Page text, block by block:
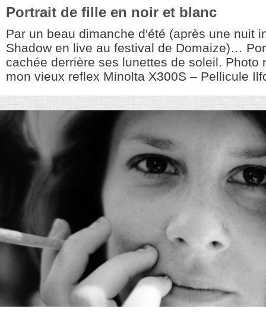
Portrait de fille en noir et blanc
Par un beau dimanche d'été (après une nuit
Shadow en live au festival de Domaize)…
cachée derrière ses lunettes de soleil. Photo
mon vieux reflex Minolta X300S – Pellicule